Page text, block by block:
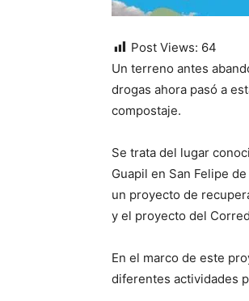
Post Views: 64
Un terreno antes
drogas ahora pasó a
compostaje.
Se trata del lugar
Guapil en San Felipe
un proyecto de
y el proyecto del
En el marco de este
diferentes actividades